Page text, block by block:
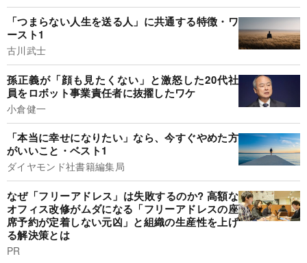
「つまらない人生を送る人」に共通する特徴・ワ
ースト1
古川武士
孫正義が「顔も見たくない」と激怒した20代社
員をロボット事業責任者に抜擢したワケ
小倉健一
「本当に幸せになりたい」なら、今すぐやめた方
がいいこと・ベスト1
ダイヤモンド社書籍編集局
なぜ「フリーアドレス」は失敗するのか? 高額な
オフィス改修がムダになる「フリーアドレスの座
席予約が定着しない元凶」と組織の生産性を上げ
る解決策とは
PR